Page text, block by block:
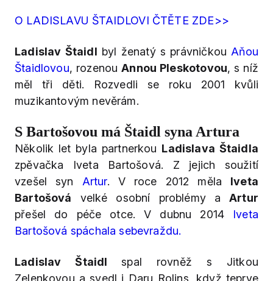
O LADISLAVU ŠTAIDLOVI ČTĚTE ZDE>>
Ladislav Štaidl byl ženatý s právničkou Aňou
Štaidlovou, rozenouAnnou Pleskotovou, s níž
měl tři děti. Rozvedli se roku 2001 kvůli
muzikantovým nevěrám.
S Bartošovou má Štaidl syna Artura
Několik let byla partnerkou Ladislava Štaidla
zpěvačka Iveta Bartošová. Z jejich soužití
vzešel syn Artur. V roce 2012 měla Iveta
Bartošová velké osobní problémy aArtur
přešel do péče otce. V dubnu 2014 Iveta
Bartošová spáchala sebevraždu.
Ladislav Štaidlspal rovněž s Jitkou
Zelenkovou a svedl i Daru Rolins, když teprve